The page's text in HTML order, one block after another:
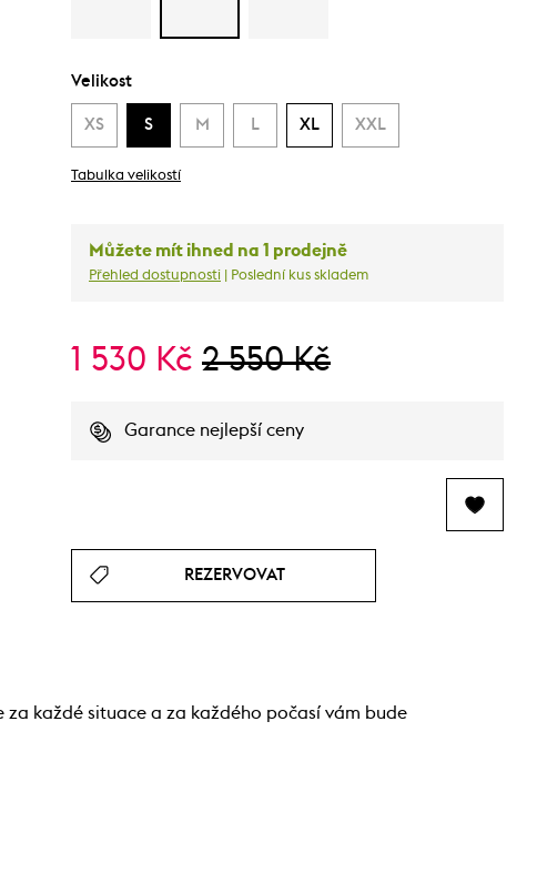
Velikost
XS S M L XL XXL
Tabulka velikostí
Můžete mít ihned na 1 prodejně
Přehled dostupnosti | Poslední kus skladem
1 530 Kč 2 550 Kč
Garance nejlepší ceny
REZERVOVAT
za každé situace a za každého počasí vám bude